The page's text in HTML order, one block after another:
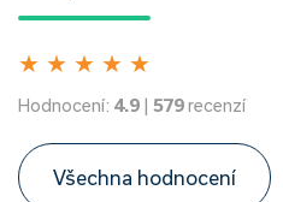
★ ★ ★ ★ ★
Hodnocení: 4.9 | 579recenzí
Všechna hodnocení